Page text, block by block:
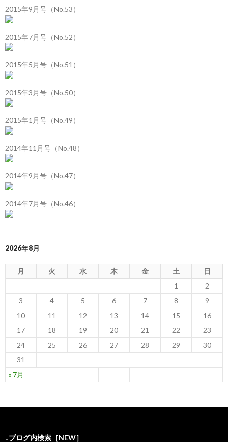
2015年9月号（No.53）
2015年7月号（No.52）
2015年5月号（No.51）
2015年3月号（No.50）
2015年1月号（No.49）
2014年11月号（No.48）
2014年9月号（No.47）
2014年7月号（No.46）
2026年8月
月 火 水 木 金 土 日
« 7月
1
2
3
4 5 6 7 8
9
10
11 12 13 14 15
16
17
18 19 20 21 22
23
24
25 26 27 28 29
30
31
↓ブログ内検索［NEW］